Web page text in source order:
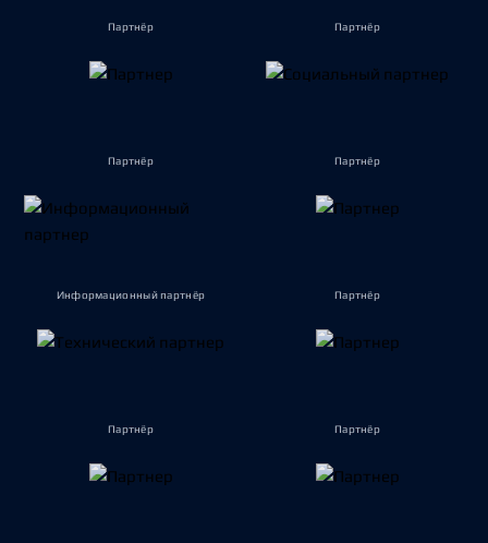
Партнёр Партнёр
Партнёр Партнёр
Информационный партнёр Партнёр
Партнёр Партнёр